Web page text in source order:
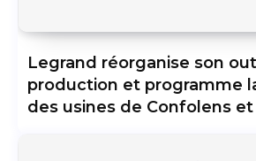
Legrand réorganise son
production et programme
des usines de Confolens et